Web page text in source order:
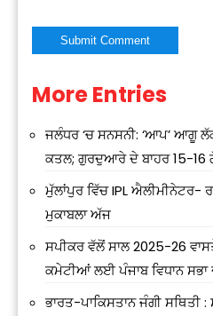
Alternative:
More Entries
ਜਲੰਧਰ ‘ਚ ਸਨਸਨੀ: ‘ਆਪ’ ਆਗੂ
ਕਤਲ; ਗੁਰਦੁਆਰੇ ਦੇ ਬਾਹਰ 15-16
ਮੁੱਲਾਂਪੁਰ ਵਿੱਚ IPL ਐਲੀਮੀਨੇਟਰ-
ਮੁਕਾਬਲਾ ਅੱਜ
ਸਪੀਕਰ ਵੱਲੋਂ ਸਾਲ 2025-26
ਕਮੇਟੀਆਂ ਲਈ ਪੰਜਾਬ ਵਿਧਾਨ
ਭਾਰਤ-ਪਾਕਿਸਤਾਨ ਜੰਗੀ ਸਥਿਤੀ